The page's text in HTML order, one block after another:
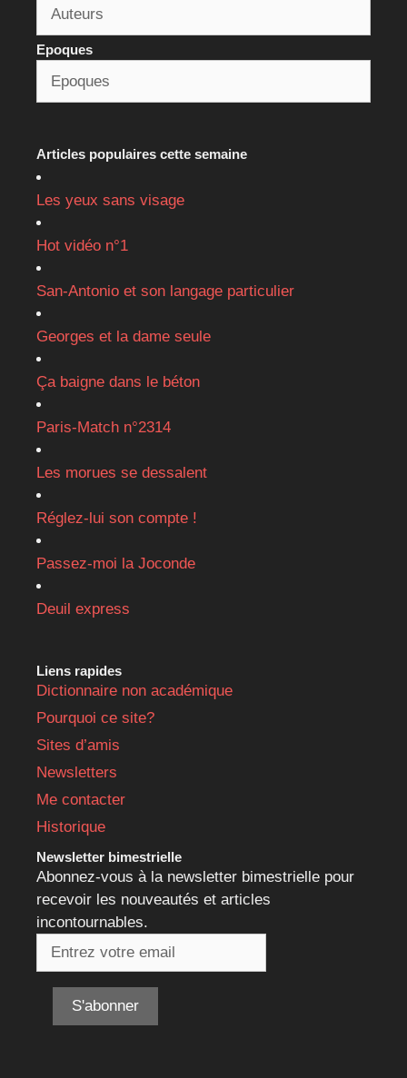
Epoques
Articles populaires cette semaine
Les yeux sans visage
Hot vidéo n°1
San-Antonio et son langage particulier
Georges et la dame seule
Ça baigne dans le béton
Paris-Match n°2314
Les morues se dessalent
Réglez-lui son compte !
Passez-moi la Joconde
Deuil express
Liens rapides
Dictionnaire non académique
Pourquoi ce site?
Sites d’amis
Newsletters
Me contacter
Historique
Newsletter bimestrielle
Abonnez-vous à la newsletter bimestrielle pour
recevoir les nouveautés et articles
incontournables.